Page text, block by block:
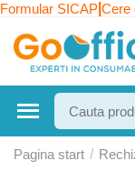
Formular SICAP Cere
Pagina start /